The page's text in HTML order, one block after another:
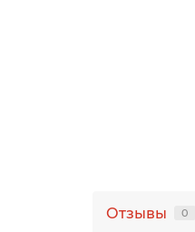
Отзывы 0